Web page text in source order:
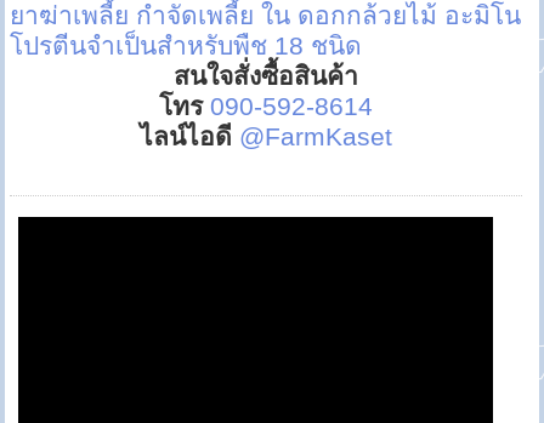
ยาฆ่าเพลี้ย กำจัดเพลี้ย ใน ดอกกล้วยไม้ อะมิโน
โปรตีนจำเป็นสำหรับพืช 18 ชนิด
สนใจสั่งซื้อสินค้า
โทร 090-592-8614
ไลน์ไอดี @FarmKaset